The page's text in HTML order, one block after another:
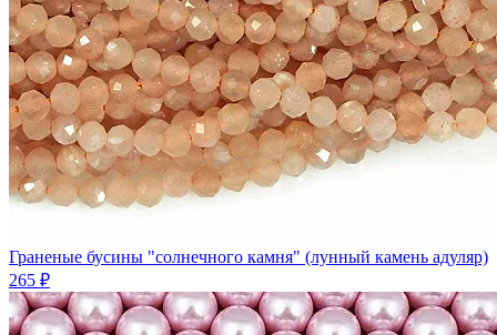
Граненые бусины "солнечного камня" (лунный камень адуляр)
265 ₽